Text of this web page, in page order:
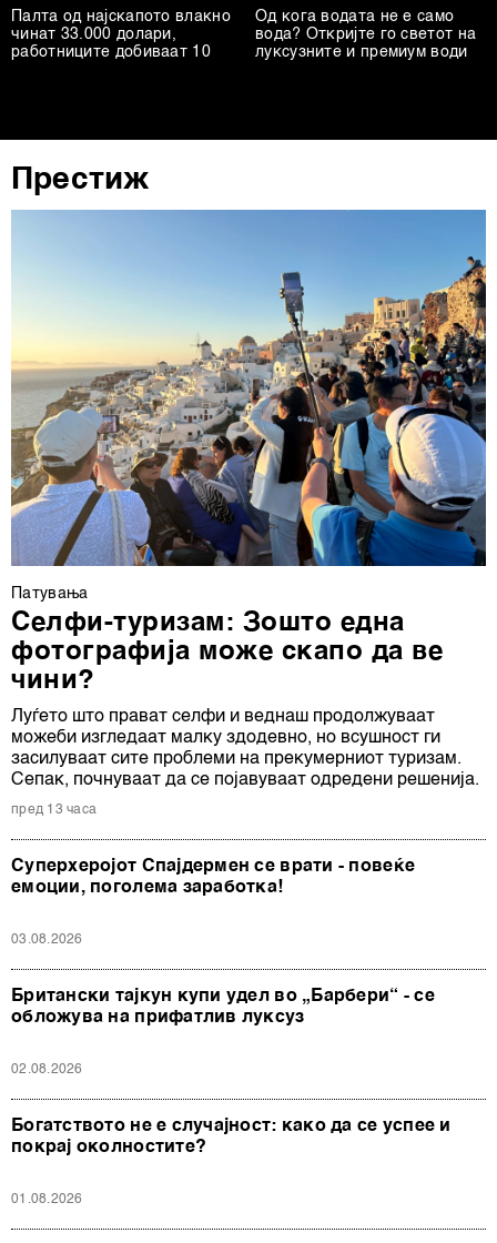
други слични технологии воПолитиката на
колачиња . Колачињата во кој било момент можете
Палта од најскапото влакно
чинат 33.000 долари,
работниците добиваат 10
Од кога водата не е само
вода? Откријте го светот на
луксузните и премиум води
Престиж
Патувањa
Селфи-туризам: Зошто една
фотографија може скапо да ве
чини?
Луѓето што прават селфи и веднаш продолжуваат
можеби изгледаат малку здодевно, но всушност ги
засилуваат сите проблеми на прекумерниот туризам.
Сепак, почнуваат да се појавуваат одредени решенија.
пред 13 часа
Суперхеројот Спајдермен се врати - повеќе
емоции, поголема заработка!
03.08.2026
Британски тајкун купи удел во „Барбери“ - се
обложува на прифатлив луксуз
02.08.2026
Богатството не е случајност: како да се успее и
покрај околностите?
01.08.2026